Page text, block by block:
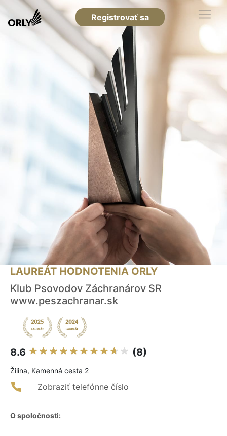
Registrovať sa
LAUREÁT HODNOTENIA ORLY
Klub Psovodov Záchranárov SR
www.peszachranar.sk
8.6 (8)
Žilina, Kamenná cesta 2
Zobraziť telefónne číslo
O spoločnosti: